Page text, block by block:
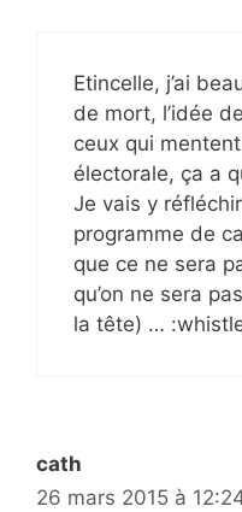
Etincelle, j’ai
de mort, l’idée
ceux qui
électorale, ça a
Je vais y
programme de
que ce ne sera
qu’on ne sera
la tête) …
cath
26 mars 2015 à